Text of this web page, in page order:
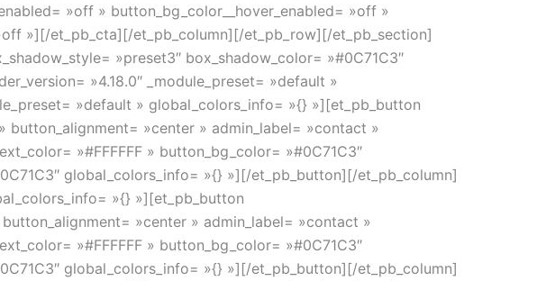
»off » button_bg_color__hover_enabled= »off »
»][/et_pb_cta][/et_pb_column][/et_pb_row][/et_pb_section]
»preset3″ box_shadow_color= »#0C71C3″
»4.18.0″ _module_preset= »default »
»default » global_colors_info= »{} »][et_pb_button
»center » admin_label= »contact »
»#FFFFFF » button_bg_color= »#0C71C3″
global_colors_info= »{} »][/et_pb_button][/et_pb_column]
»{} »][et_pb_button
»center » admin_label= »contact »
»#FFFFFF » button_bg_color= »#0C71C3″
global_colors_info= »{} »][/et_pb_button][/et_pb_column]